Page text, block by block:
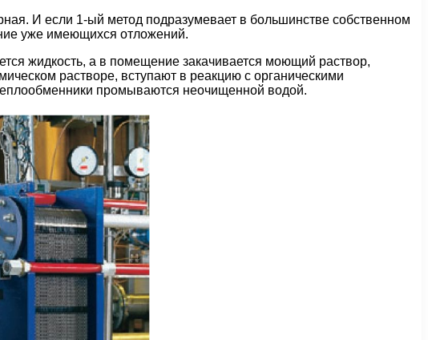
И если 1-ый метод подразумевает в большинстве собственном
уже имеющихся отложений.
жидкость, а в помещение закачивается моющий раствор,
растворе, вступают в реакцию с органическими
промываются неочищенной водой.